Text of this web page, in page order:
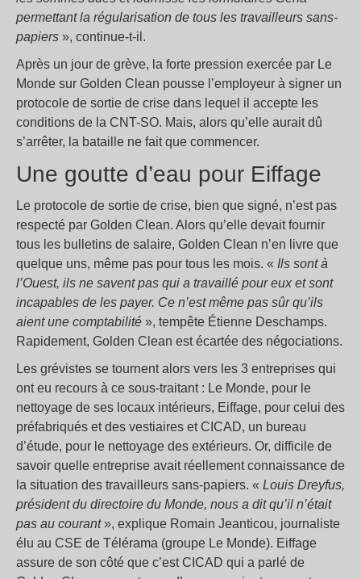
permettant la régularisation de tous les travailleurs sans-
papiers », continue-t-il.
Après un jour de grève, la forte pression exercée par Le
Monde sur Golden Clean pousse l’employeur à signer un
protocole de sortie de crise dans lequel il accepte les
conditions de la CNT-SO. Mais, alors qu’elle aurait dû
s’arrêter, la bataille ne fait que commencer.
Une goutte d’eau pour Eiffage
Le protocole de sortie de crise, bien que signé, n’est pas
respecté par Golden Clean. Alors qu’elle devait fournir
tous les bulletins de salaire, Golden Clean n’en livre que
quelque uns, même pas pour tous les mois. « Ils sont à
l’Ouest, ils ne savent pas qui a travaillé pour eux et sont
incapables de les payer. Ce n’est même pas sûr qu’ils
aient une comptabilité », tempête Étienne Deschamps.
Rapidement, Golden Clean est écartée des négociations.
Les grévistes se tournent alors vers les 3 entreprises qui
ont eu recours à ce sous-traitant : Le Monde, pour le
nettoyage de ses locaux intérieurs, Eiffage, pour celui des
préfabriqués et des vestiaires et CICAD, un bureau
d’étude, pour le nettoyage des extérieurs. Or, difficile de
savoir quelle entreprise avait réellement connaissance de
la situation des travailleurs sans-papiers. « Louis Dreyfus,
président du directoire du Monde, nous a dit qu’il n’était
pas au courant», explique Romain Jeanticou, journaliste
élu au CSE de Télérama (groupe Le Monde). Eiffage
assure de son côté que c’est CICAD qui a parlé de